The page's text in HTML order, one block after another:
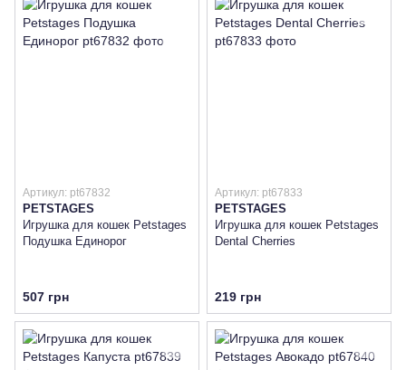
Артикул: pt67832
PETSTAGES
Игрушка для кошек Petstages
Подушка Единорог
507 грн
Артикул: pt67833
PETSTAGES
Игрушка для кошек Petstages
Dental Cherries
219 грн